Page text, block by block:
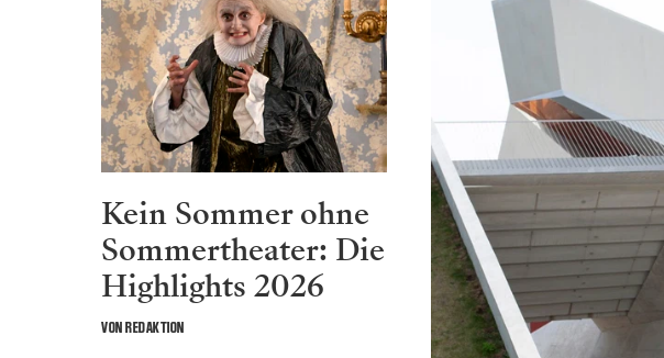
Kein Sommer ohne
Sommertheater: Die
Highlights 2026
VON REDAKTION